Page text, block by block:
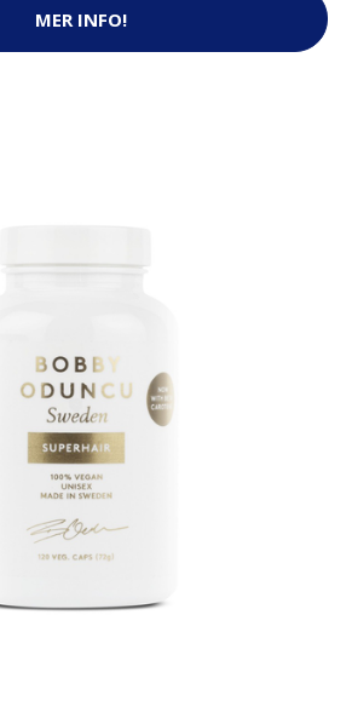
MER INFO!